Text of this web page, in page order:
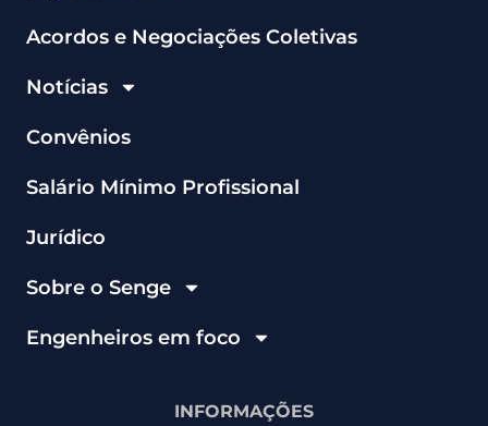
Acordos e Negociações Coletivas
Notícias
Convênios
Salário Mínimo Profissional
Jurídico
Sobre o Senge
Engenheiros em foco
INFORMAÇÕES